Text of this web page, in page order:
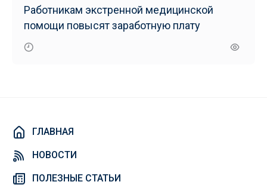
Работникам экстренной медицинской
помощи повысят заработную плату
ГЛАВНАЯ
НОВОСТИ
ПОЛЕЗНЫЕ СТАТЬИ